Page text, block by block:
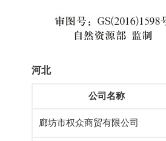
河北
公司名称
廊坊市权众商贸有限公司